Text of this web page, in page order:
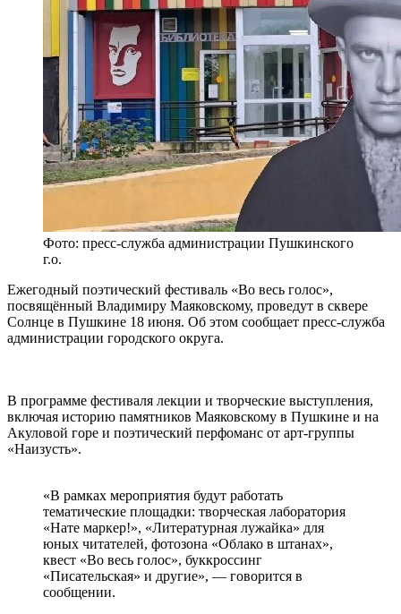
Фото: пресс-служба администрации Пушкинского
г.о.
Ежегодный поэтический фестиваль «Во весь голос»,
посвящённый Владимиру Маяковскому, проведут в сквере
Солнце в Пушкине 18 июня. Об этом сообщает пресс-служба
администрации городского округа.
В программе фестиваля лекции и творческие выступления,
включая историю памятников Маяковскому в Пушкине и на
Акуловой горе и поэтический перфоманс от арт-группы
«Наизусть».
«В рамках мероприятия будут работать
тематические площадки: творческая лаборатория
«Нате маркер!», «Литературная лужайка» для
юных читателей, фотозона «Облако в штанах»,
квест «Во весь голос», буккроссинг
«Писательская» и другие», — говорится в
сообщении.